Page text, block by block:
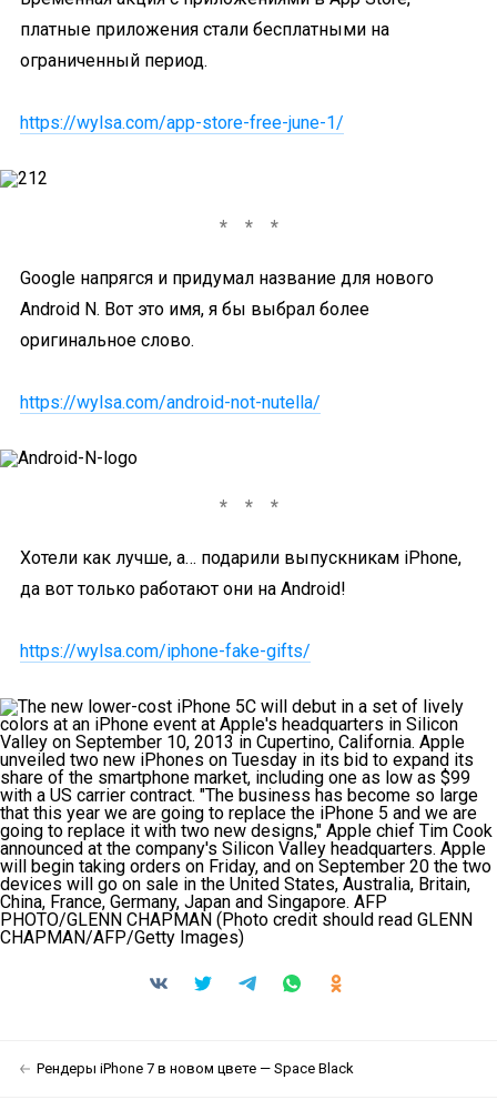
платные приложения стали бесплатными на
ограниченный период.
https://wylsa.com/app-store-free-june-1/
Google напрягся и придумал название для нового
Android N. Вот это имя, я бы выбрал более
оригинальное слово.
https://wylsa.com/android-not-nutella/
Хотели как лучше, а… подарили выпускникам iPhone,
да вот только работают они на Android!
https://wylsa.com/iphone-fake-gifts/
Рендеры iPhone 7 в новом цвете — Space Black